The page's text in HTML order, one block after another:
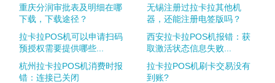
重庆分润审批表及明细在哪
下载，下载途径？
无锡注册过拉卡拉其他机
器，还能注册电签版吗？
拉卡拉POS机可以申请扫码
预授权需要提供哪些...
西安拉卡拉POS机报错：获
取激活状态信息失败...
杭州拉卡拉POS机消费时报
错：连接已关闭
拉卡拉POS机刷卡交易没有
到账?